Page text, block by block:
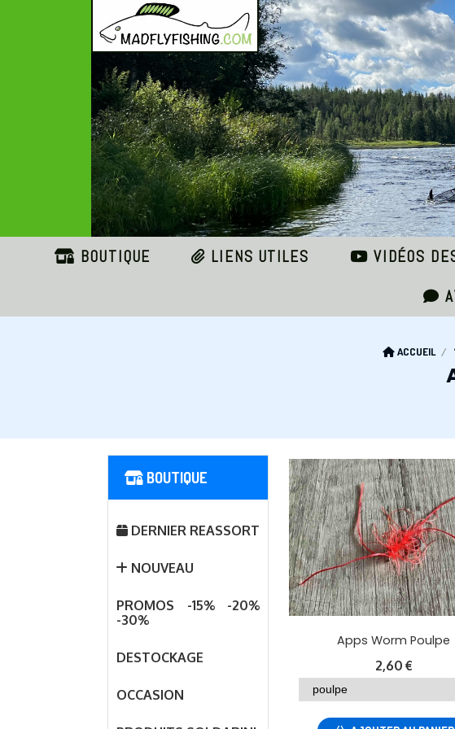
BOUTIQUE LIENS UTILES VIDÉOS
BOUTIQUE
DERNIER REASSORT
NOUVEAU
PROMOS -15% -20%
-30%
DESTOCKAGE
OCCASION
ACCUEIL
Apps Worm Poulpe
2,60 €
Panneau de gestion des cookies